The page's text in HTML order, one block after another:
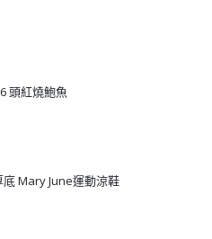
頭紅燒鮑魚
底 Mary June運動涼鞋